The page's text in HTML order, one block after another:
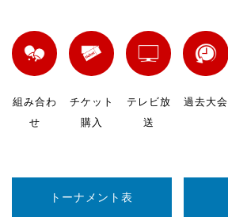
組み合わ
せ
チケット
購入
テレビ放
送
過去大会
トーナメント表